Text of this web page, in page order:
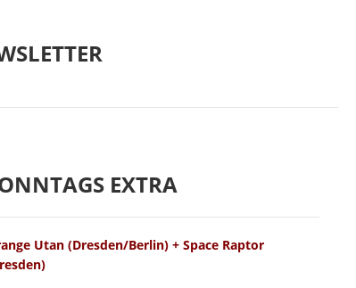
EXTRA
Utan (Dresden/Berlin) + Space Raptor